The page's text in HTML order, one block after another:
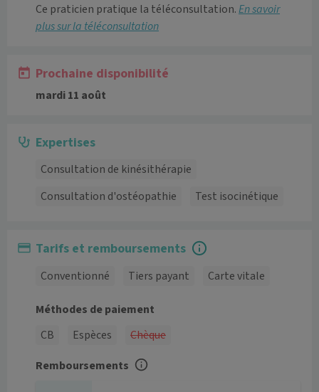
Ce praticien pratique la téléconsultation.En savoir
plus sur la téléconsultation
Prochaine disponibilité
mardi 11 août
Expertises
Consultation de kinésithérapie
Consultation d'ostéopathie
Test isocinétique
Tarifs et remboursements
Conventionné Tiers payant Carte vitale
Méthodes de paiement
CB
Espèces
Chèque
Remboursements